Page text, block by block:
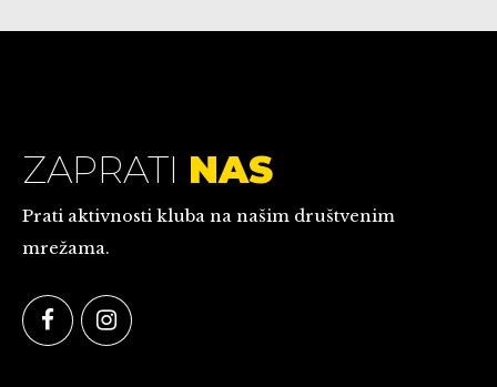
ZAPRATI NAS
Prati aktivnosti kluba na našim društvenim
mrežama.